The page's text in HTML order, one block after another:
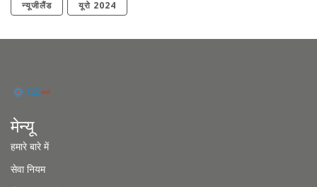
न्यूजीलैंड
यूरो 2024
मेन्यू
हमारे बारे में
सेवा नियम